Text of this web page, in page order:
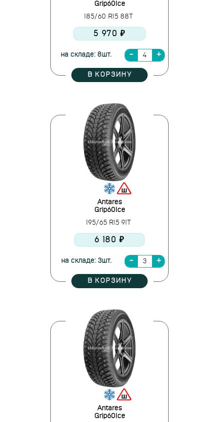
Grip60Ice
185/60 R15 88T
5 970 ₽
на складе: 8шт.
В КОРЗИНУ
Antares
Grip60Ice
195/65 R15 91T
6 180 ₽
на складе: 3шт.
В КОРЗИНУ
Antares
Grip60Ice